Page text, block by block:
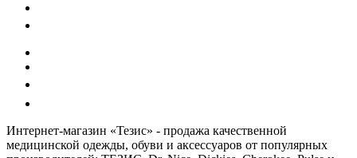
Интернет-магазин «Тезис» - продажа качественной
медицинской одежды, обуви и аксессуаров от популярных